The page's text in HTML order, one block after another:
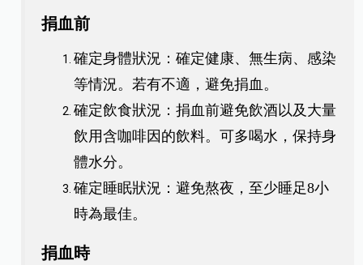
捐血前
確定身體狀況：確定健康、無生病、感染
等情況。若有不適，避免捐血。
確定飲食狀況：捐血前避免飲酒以及大量
飲用含咖啡因的飲料。可多喝水，保持身
體水分。
確定睡眠狀況：避免熬夜，至少睡足8小
時為最佳。
捐血時